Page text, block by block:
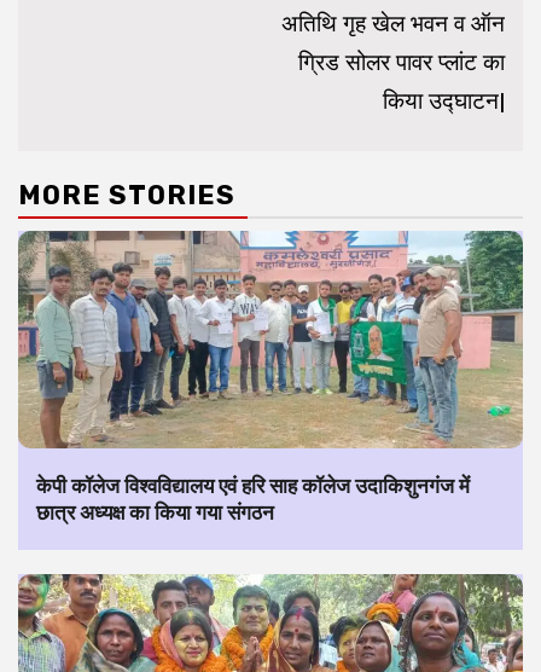
अतिथि गृह खेल भवन व ऑन
ग्रिड सोलर पावर प्लांट का
किया उद्घाटन|
MORE STORIES
केपी कॉलेज विश्वविद्यालय एवं हरि साह कॉलेज उदाकिशुनगंज में
छात्र अध्यक्ष का किया गया संगठन